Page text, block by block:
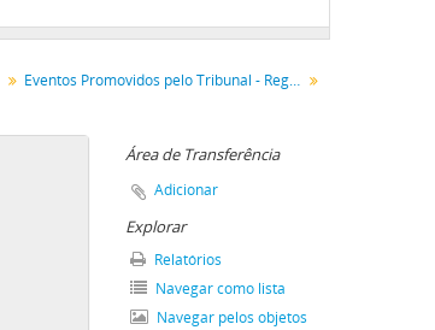
Eventos Promovidos pelo Tribunal - Registros Técnicos e Administrativos
Área de Transferência
Adicionar
Explorar
Relatórios
Navegar como lista
Navegar pelos objetos